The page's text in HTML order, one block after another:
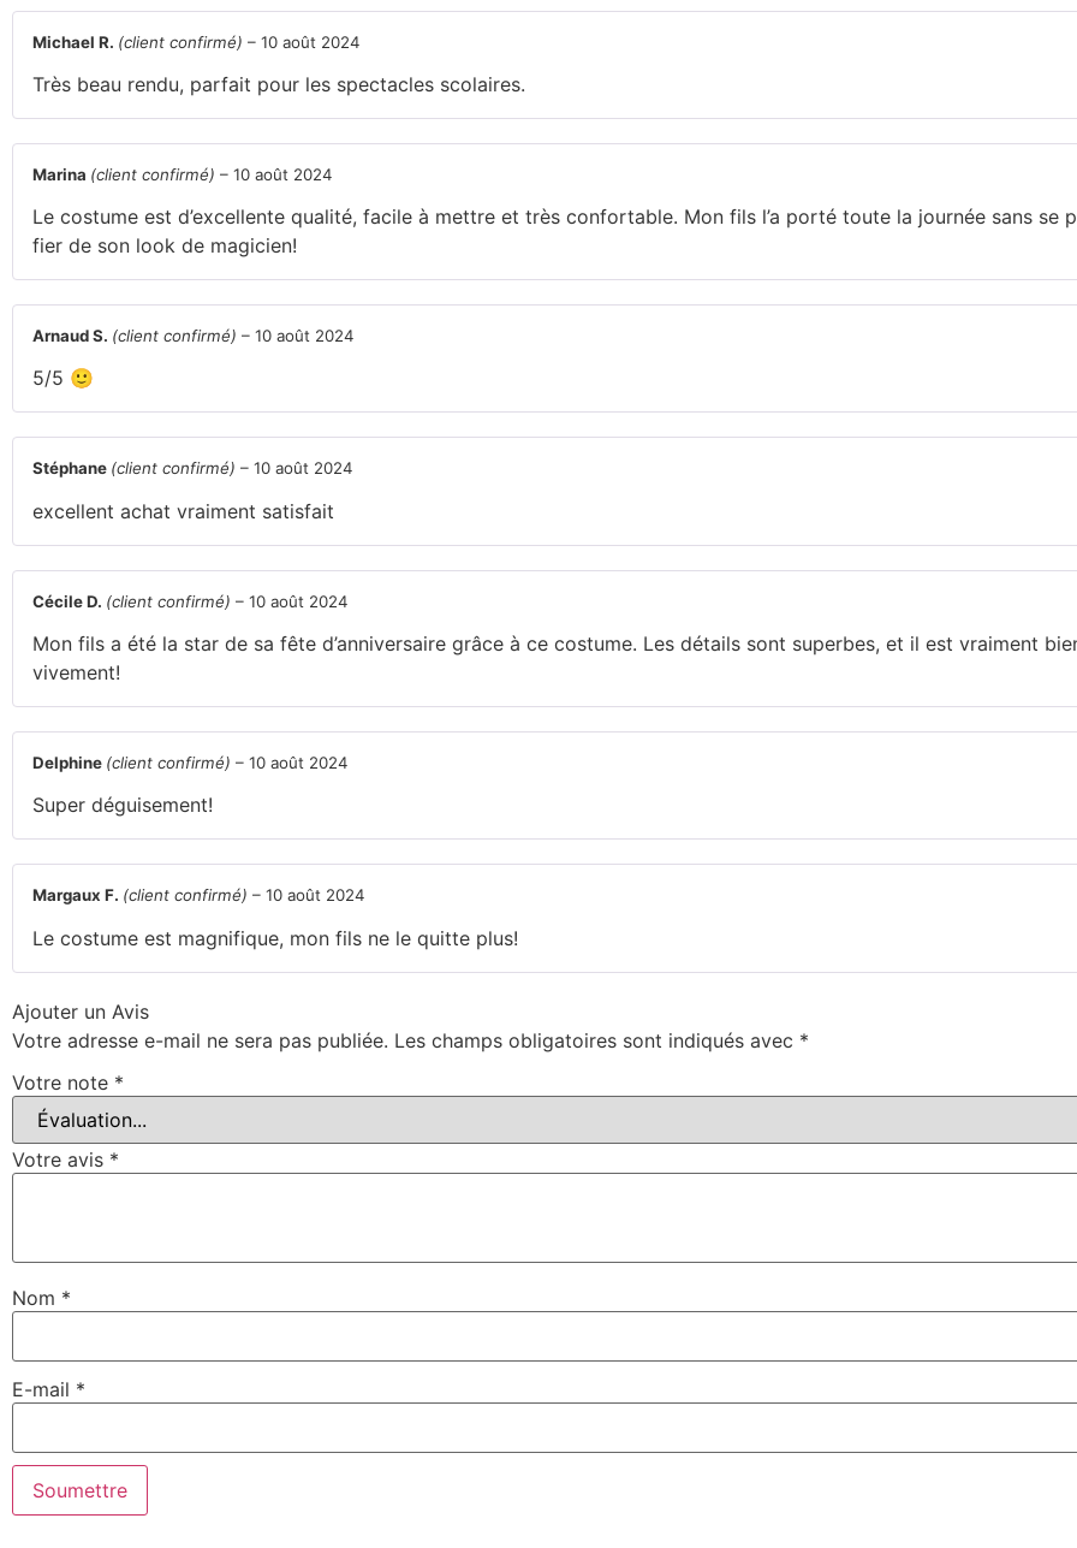
Michael R. (client confirmé) – 10 août 2024
Très beau rendu, parfait pour les spectacles scolaires.
Marina (client confirmé) – 10 août 2024
Le costume est d’excellente qualité, facile à mettre et très confortable. Mon fils l’a porté toute la journée sans se
fier de son look de magicien!
Arnaud S. (client confirmé) – 10 août 2024
5/5 🙂
Stéphane (client confirmé) – 10 août 2024
excellent achat vraiment satisfait
Cécile D. (client confirmé) – 10 août 2024
Mon fils a été la star de sa fête d’anniversaire grâce à ce costume. Les détails sont superbes, et il est vraiment
vivement!
Delphine (client confirmé) – 10 août 2024
Super déguisement!
Margaux F. (client confirmé) – 10 août 2024
Le costume est magnifique, mon fils ne le quitte plus!
Ajouter un Avis
Votre adresse e-mail ne sera pas publiée. Les champs obligatoires sont indiqués avec *
Votre note *
Votre avis *
Nom *
E-mail *